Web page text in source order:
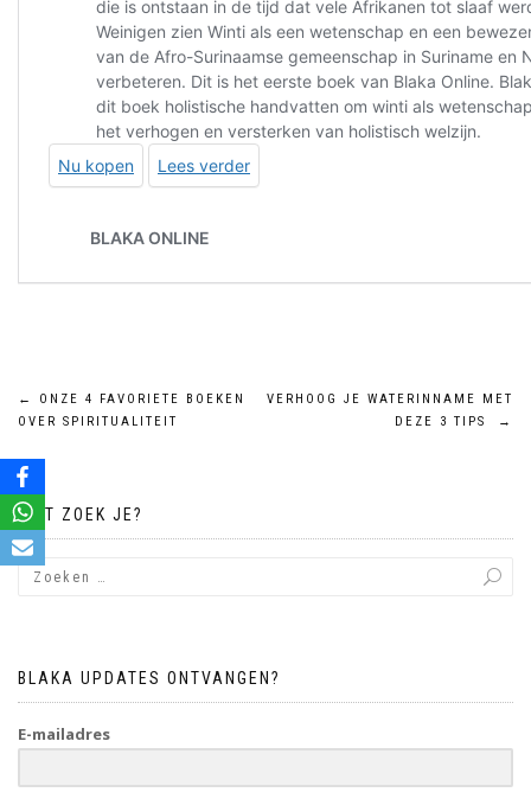
Bericht
navigatie
←
ONZE 4 FAVORIETE BOEKEN
OVER SPIRITUALITEIT
VERHOOG JE WATERINNAME MET
DEZE 3 TIPS
→
WAT ZOEK JE?
BLAKA UPDATES ONTVANGEN?
E-mailadres